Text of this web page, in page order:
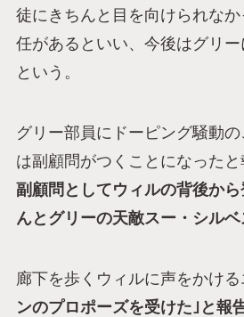
徒にきちんと目を向けられな
任があるといい、今後はグリ
という。
グリー部員にドーピング騒動
は副顧問がつくことになったと
副顧問としてウィルの背後か
んとグリーの天敵スー・シル
廊下を歩くウィルに声をかける
ンのプロポーズを受けた｣と報